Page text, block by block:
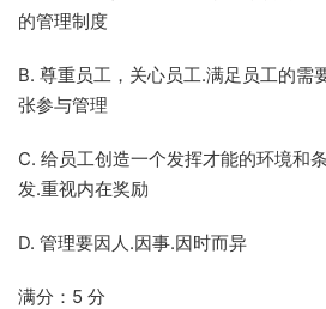
的管理制度
B. 尊重员工，关心员工.满足员工的需
张参与管理
C. 给员工创造一个发挥才能的环境和
发.重视内在奖励
D. 管理要因人.因事.因时而异
满分：5 分